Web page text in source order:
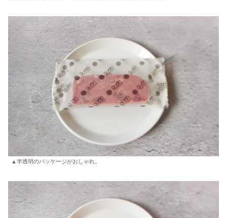
▲半透明のパッケージがおしゃれ。